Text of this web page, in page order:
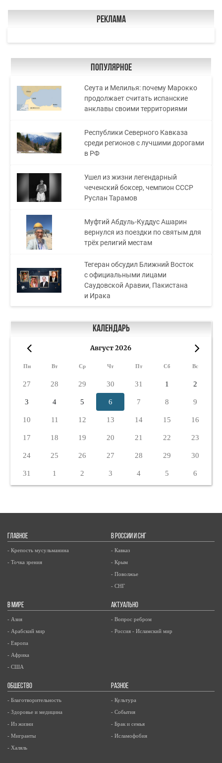
Реклама
Популярное
Сеута и Мелилья: почему Марокко
продолжает считать испанские
анклавы своими территориями
Республики Северного Кавказа
среди регионов с лучшими дорогами
в РФ
Ушел из жизни легендарный
чеченский боксер, чемпион СССР
Руслан Тарамов
Муфтий Абдуль-Куддус Ашарин
вернулся из поездки по святым для
трёх религий местам
Тегеран обсудил Ближний Восток
с официальными лицами
Саудовской Аравии, Пакистана
и Ирака
Календарь
Август 2026
Пн Вт Ср Чт Пт Сб Вс
27 28 29 30 31 1 2
3 4 5 6 7 8 9
10 11 12 13 14 15 16
17 18 19 20 21 22 23
24 25 26 27 28 29 30
31 1 2 3 4 5 6
ГЛАВНОЕ
- Крепость мусульманина
- Точка зрения
В РОССИИ И СНГ
- Кавказ
- Крым
- Поволжье
- СНГ
В МИРЕ
- Азия
- Арабский мир
- Европа
- Африка
- США
АКТУАЛЬНО
- Вопрос ребром
- Россия - Исламский мир
ОБЩЕСТВО
- Благотворительность
- Здоровье и медицина
- Из жизни
- Мигранты
- Халяль
РАЗНОЕ
- Культура
- События
- Брак и семья
- Исламофобия